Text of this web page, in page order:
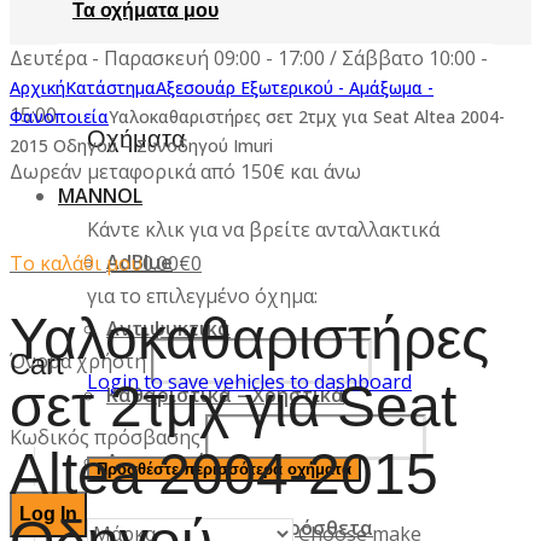
MANNOL
AdBlue
Αντιψυκτικά
Καθαριστικά – Χρηστικά
Λιπαντικά
Σφραγιστικά και πρόσθετα
Δευτέρα - Παρασκευή 09:00 - 17:00 / Σάββατο 10:00 -
15:00
Δωρεάν μεταφορικά από 150€ και άνω
Όνομα χρήστη
Κωδικός πρόσβασης
Το καλάθι μου0.00€0
Cart
Τα οχήματα μου
Οχήματα
Κάντε κλικ για να βρείτε ανταλλακτικά
για το επιλεγμένο όχημα:
Login to save vehicles to dashboard
Προσθέστε περισσότερα οχήματα
Choose make
ΑρχικήΚατάστημαΑξεσουάρ Εξωτερικού - Αμάξωμα -
ΦανοποιείαΥαλοκαθαριστήρες σετ 2τμχ για Seat Altea 2004-
2015 Οδηγού – Συνοδηγού Imuri
Υαλοκαθαριστήρες
σετ 2τμχ για Seat
Altea 2004-2015